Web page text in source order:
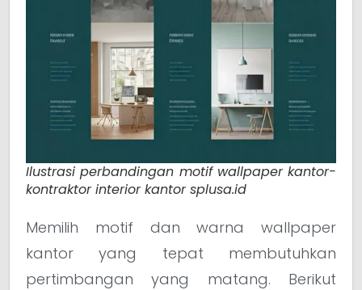
Ilustrasi perbandingan motif wallpaper kantor-
kontraktor interior kantor splusa.id
Memilih motif dan warna wallpaper
kantor yang tepat membutuhkan
pertimbangan yang matang. Berikut